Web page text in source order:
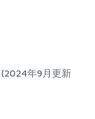
(2024年9月更新